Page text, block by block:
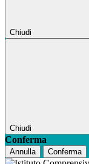
Chiudi
Chiudi
Conferma
Annulla Conferma